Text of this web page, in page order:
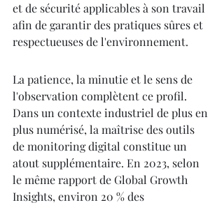
et de sécurité applicables à son travail
afin de garantir des pratiques sûres et
respectueuses de l'environnement.
La patience, la minutie et le sens de
l'observation complètent ce profil.
Dans un contexte industriel de plus en
plus numérisé, la maîtrise des outils
de monitoring digital constitue un
atout supplémentaire. En 2023, selon
le même rapport de Global Growth
Insights, environ 20 % des